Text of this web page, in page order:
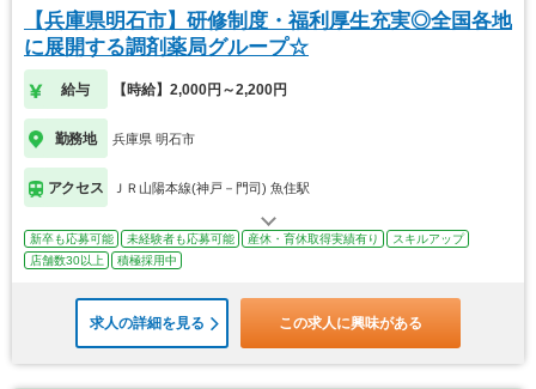
【兵庫県明石市】研修制度・福利厚生充実◎全国各地
に展開する調剤薬局グループ☆
給与 【時給】2,000円～2,200円
勤務地 兵庫県 明石市
アクセス ＪＲ山陽本線(神戸－門司) 魚住駅
新卒も応募可能 未経験者も応募可能 産休・育休取得実績有り
スキルアップ
店舗数30以上
積極採用中
求人の詳細を見る この求人に興味がある